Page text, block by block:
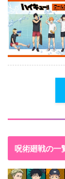
呪術廻戦の一